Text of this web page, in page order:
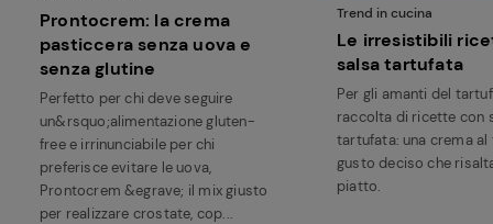
Prontocrem: la crema
pasticcera senza uova e
senza glutine
Perfetto per chi deve seguire
un&rsquo;alimentazione gluten-
free e irrinunciabile per chi
preferisce evitare le uova,
Prontocrem &egrave; il mix giusto
per realizzare crostate, cop...
Trend in cucina
Le irresistibili
salsa tartufata
Per gli amanti del
raccolta di ricette con
tartufata: una crema
gusto deciso che
piatto.